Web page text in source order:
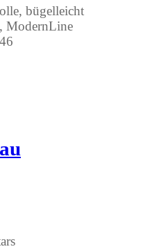
bügelleicht
ModernLine